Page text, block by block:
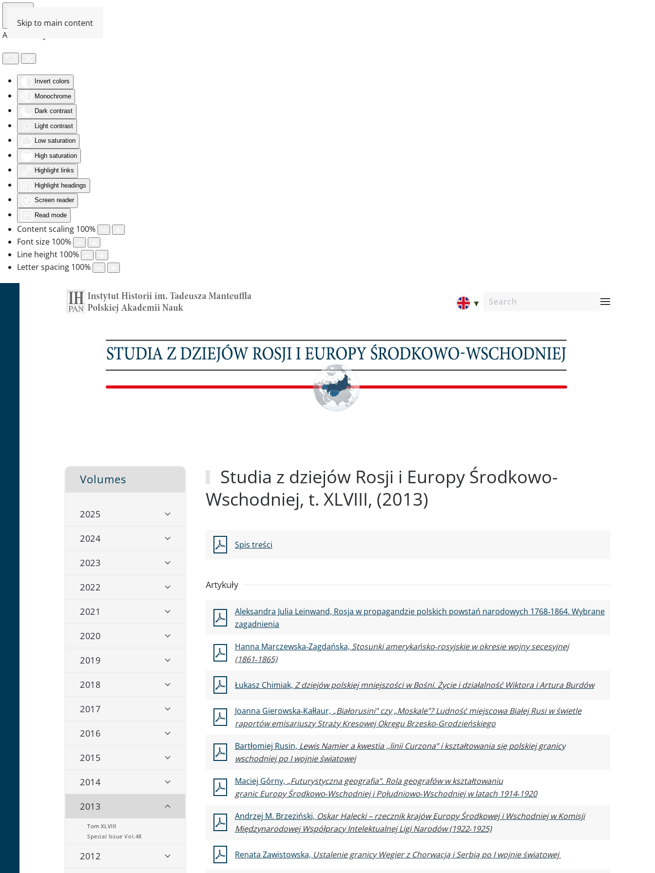
Accessibility Tools
Invert colors
Monochrome
Dark contrast
Light contrast
Low saturation
High saturation
Highlight links
Highlight headings
Screen reader
Read mode
Content scaling 100%
Font size 100%
Line height 100%
Letter spacing 100%
Skip to main content
Volumes
2025
2024
2023
2022
2021
2020
2019
2018
2017
2016
2015
2014
2013
Tom XLVIII
Special Issue Vol.48
2012
Studia z dziejów Rosji i Europy Środkowo-
Wschodniej, t. XLVIII, (2013)
Spis treści
Artykuły
Aleksandra Julia Leinwand, Rosja w propagandzie polskich powstań narodowych 1768‑1864. Wybrane
zagadnienia
Hanna Marczewska‑Zagdańska, Stosunki amerykańsko‑rosyjskie w okresie wojny secesyjnej
(1861‑1865)
Łukasz Chimiak, Z dziejów polskiej mniejszości w Bośni. Życie i działalność Wiktora i Artura Burdów
Joanna Gierowska‑Kałłaur, „Białorusini” czy „Moskale”? Ludność miejscowa Białej Rusi w świetle
raportów emisariuszy Straży Kresowej Okręgu Brzesko‑Grodzieńskiego
Bartłomiej Rusin, Lewis Namier a kwestia ,,linii Curzona’’ i kształtowania się polskiej granicy
wschodniej po I wojnie światowej
Maciej Górny, „Futurystyczna geografia”. Rola geografów w kształtowaniu
granic Europy Środkowo‑Wschodniej i Południowo‑Wschodniej w latach 1914‑1920
Andrzej M. Brzeziński, Oskar Halecki – rzecznik krajów Europy Środkowej i Wschodniej w Komisji
Międzynarodowej Współpracy Intelektualnej Ligi Narodów (1922‑1925)
Renata Zawistowska, Ustalenie granicy Węgier z Chorwacją i Serbią po I wojnie światowej